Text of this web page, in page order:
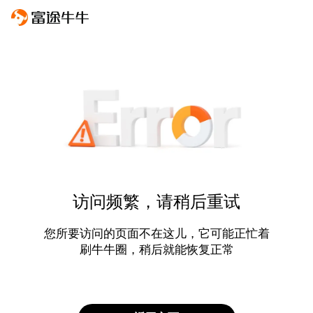
访问频繁，请稍后重试
您所要访问的页面不在这儿，它可能正忙着
刷牛牛圈，稍后就能恢复正常